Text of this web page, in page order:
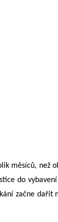
měsíců, než
do
začne dařit